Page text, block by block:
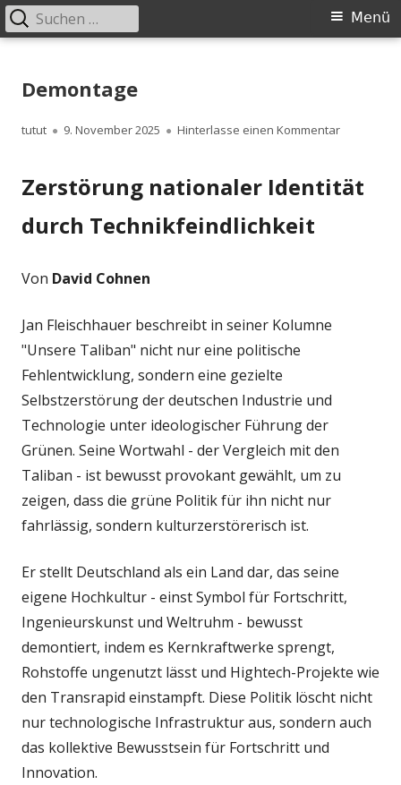
zum
Primäres
Menü
Suchen
nach:
Demontage
Autor
tutut
Veröffentlicht
9. November 2025 Hinterlasse einen Kommentarzu
Zerstörung nationaler Identität
durch Technikfeindlichkeit
Von David Cohnen
Jan Fleischhauer beschreibt in seiner Kolumne
"Unsere Taliban" nicht nur eine politische
Fehlentwicklung, sondern eine gezielte
Selbstzerstörung der deutschen Industrie und
Technologie unter ideologischer Führung der
Grünen. Seine Wortwahl - der Vergleich mit den
Taliban - ist bewusst provokant gewählt, um zu
zeigen, dass die grüne Politik für ihn nicht nur
fahrlässig, sondern kulturzerstörerisch ist.
Er stellt Deutschland als ein Land dar, das seine
eigene Hochkultur - einst Symbol für Fortschritt,
Ingenieurskunst und Weltruhm - bewusst
demontiert, indem es Kernkraftwerke sprengt,
Rohstoffe ungenutzt lässt und Hightech-Projekte wie
den Transrapid einstampft. Diese Politik löscht nicht
nur technologische Infrastruktur aus, sondern auch
das kollektive Bewusstsein für Fortschritt und
Innovation.